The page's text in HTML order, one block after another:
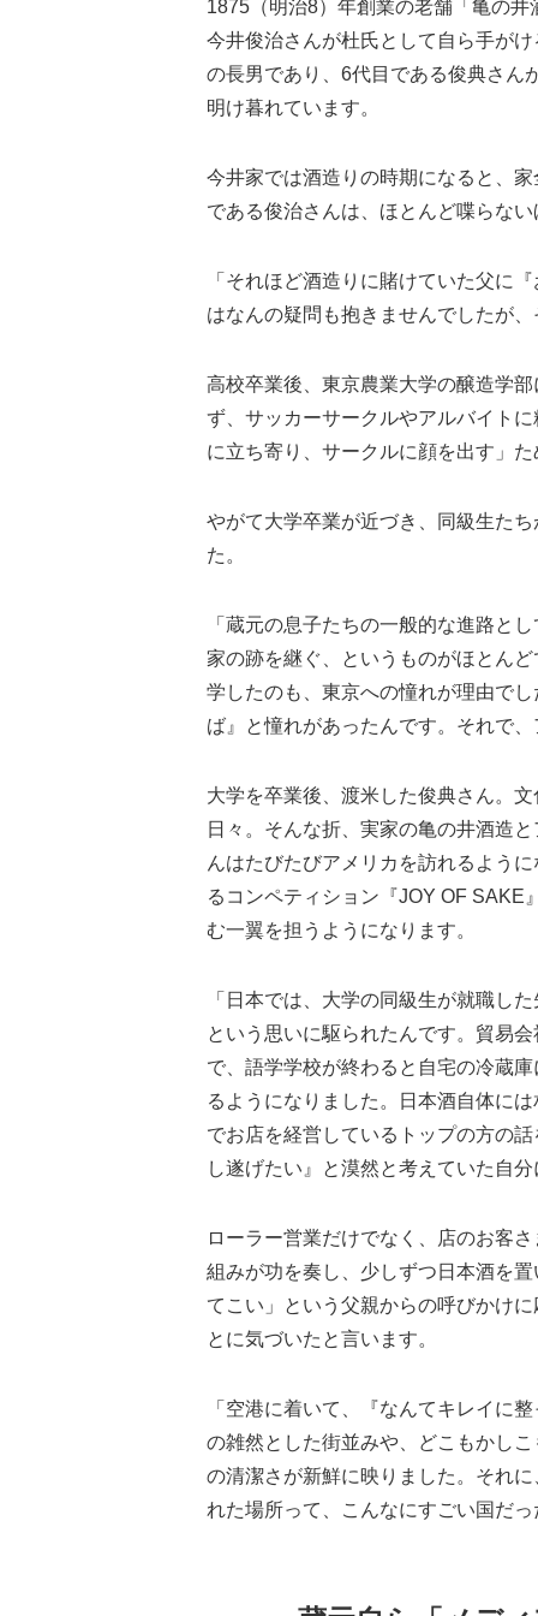
1875（明治8）年創業の老舗「亀の
今井俊治さんが杜氏として自ら手が
の長男であり、6代目である俊典さん
明け暮れています。
今井家では酒造りの時期になると、
である俊治さんは、ほとんど喋らな
「それほど酒造りに賭けていた父に
はなんの疑問も抱きませんでしたが
高校卒業後、東京農業大学の醸造学
ず、サッカーサークルやアルバイト
に立ち寄り、サークルに顔を出す」
やがて大学卒業が近づき、同級生た
た。
「蔵元の息子たちの一般的な進路と
家の跡を継ぐ、というものがほとん
学したのも、東京への憧れが理由で
ば』と憧れがあったんです。それで
大学を卒業後、渡米した俊典さん。
日々。そんな折、実家の亀の井酒造
んはたびたびアメリカを訪れるよう
るコンペティション『JOY OF SAKE
む一翼を担うようになります。
「日本では、大学の同級生が就職し
という思いに駆られたんです。貿易
で、語学学校が終わると自宅の冷蔵
るようになりました。日本酒自体に
でお店を経営しているトップの方の
し遂げたい』と漠然と考えていた自
ローラー営業だけでなく、店のお客
組みが功を奏し、少しずつ日本酒を
てこい」という父親からの呼びかけ
とに気づいたと言います。
「空港に着いて、『なんてキレイに
の雑然とした街並みや、どこもかし
の清潔さが新鮮に映りました。それ
れた場所って、こんなにすごい国だ